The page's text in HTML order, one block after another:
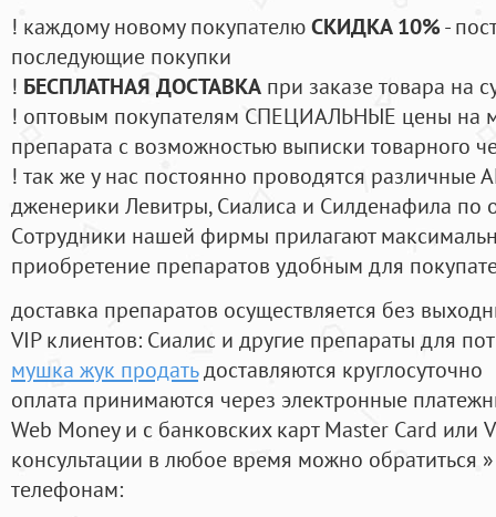
! каждому новому покупателюСКИДКА 10%-
последующие покупки
! БЕСПЛАТНАЯ ДОСТАВКА при заказе товара на
! оптовым покупателям СПЕЦИАЛЬНЫЕ цены на
препарата с возможностью выписки товарного
! так же у нас постоянно проводятся
дженерики Левитры, Сиалиса и Силденафила по
Cотрудники нашей фирмы прилагают
приобретение препаратов удобным для
доставка препаратов осуществляется без
VIP клиентов: Сиалис и другие препараты для
мушка жук продатьдоставляются круглосуточно
оплата принимаются через электронные
Web Money и с банковских карт Master Card или
консультации в любое время можно обратиться
телефонам: